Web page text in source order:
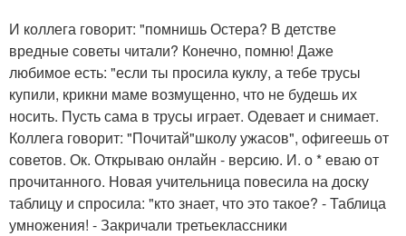
И коллега говорит: "помнишь Остера? В детстве
вредные советы читали? Конечно, помню! Даже
любимое есть: "если ты просила куклу, а тебе трусы
купили, крикни маме возмущенно, что не будешь их
носить. Пусть сама в трусы играет. Одевает и снимает.
Коллега говорит: "Почитай"школу ужасов", офигеешь от
советов. Ок. Открываю онлайн - версию. И. о * еваю от
прочитанного. Новая учительница повесила на доску
таблицу и спросила: "кто знает, что это такое? - Таблица
умножения! - Закричали третьеклассники